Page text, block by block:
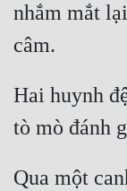
nhắm mắt
Hai huynh
Qua một